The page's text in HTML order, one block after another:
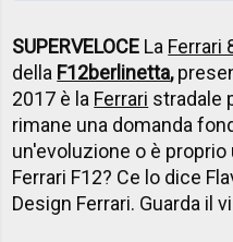
SUPERVELOCE La Ferrari
della F12berlinetta,
2017 è la Ferrari stradale
rimane una domanda
un'evoluzione o è
Ferrari F12? Ce lo dice
Design Ferrari. Guarda il